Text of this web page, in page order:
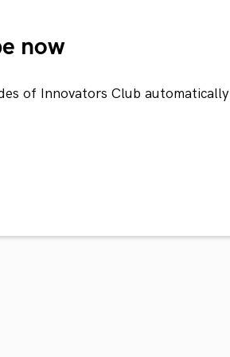
now
of Innovators Club automatically